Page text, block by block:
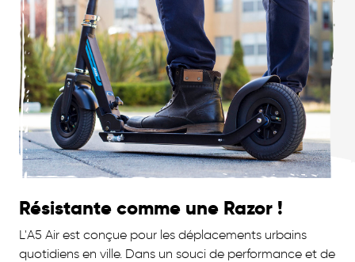
Résistante comme une Razor !
L'A5 Air est conçue pour les déplacements urbains
quotidiens en ville. Dans un souci de performance et de